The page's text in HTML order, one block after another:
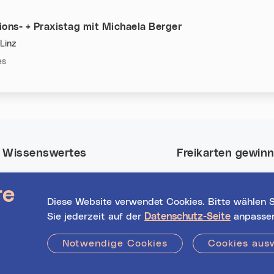
+ Praxistag mit Michaela Berger
Diese Website verwendet Cookies. Bitte wählen
Sie jederzeit auf der Datenschutz-Seite
Notwendige Cookies Cookies
Wissenswertes
Veranstalter*innen
Hilfe / FAQs
Freikarten
in Linz.
Jetzt mitmachen!